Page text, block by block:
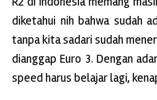
diketahui nih bahwa sudah
tanpa kita sadari sudah
dianggap Euro 3. Dengan
speed harus belajar lagi,